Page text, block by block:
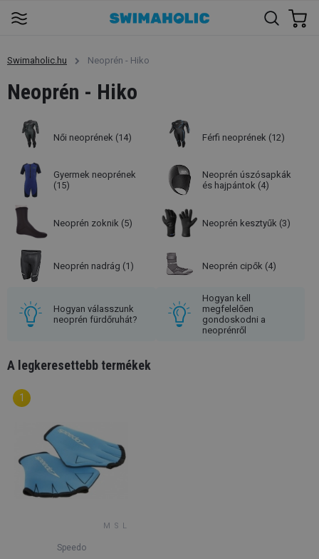
Swimaholic.hu Neoprén - Hiko
Neoprén - Hiko
Női neoprének (14) Férfi neoprének (12)
Gyermek neoprének
(15)
Neoprén úszósapkák
és hajpántok (4)
Neoprén zoknik (5) Neoprén kesztyűk (3)
Neoprén nadrág (1) Neoprén cipők (4)
Hogyan válasszunk
neoprén fürdőruhát?
Hogyan kell
megfelelően
gondoskodni a
neoprénről
A legkeresettebb termékek
M S L
Speedo